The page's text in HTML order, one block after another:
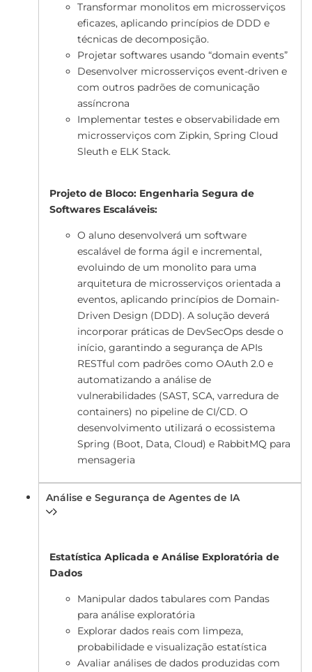
Transformar monolitos em microsserviços
eficazes, aplicando princípios de DDD e
técnicas de decomposição.
Projetar softwares usando “domain events”
Desenvolver microsserviços event-driven e
com outros padrões de comunicação
assíncrona
Implementar testes e observabilidade em
microsserviços com Zipkin, Spring Cloud
Sleuth e ELK Stack.
Projeto de Bloco: Engenharia Segura de
Softwares Escaláveis:
O aluno desenvolverá um software
escalável de forma ágil e incremental,
evoluindo de um monolito para uma
arquitetura de microsserviços orientada a
eventos, aplicando princípios de Domain-
Driven Design (DDD). A solução deverá
incorporar práticas de DevSecOps desde o
início, garantindo a segurança de APIs
RESTful com padrões como OAuth 2.0 e
automatizando a análise de
vulnerabilidades (SAST, SCA, varredura de
containers) no pipeline de CI/CD. O
desenvolvimento utilizará o ecossistema
Spring (Boot, Data, Cloud) e RabbitMQ para
mensageria
Análise e Segurança de Agentes de IA
Estatística Aplicada e Análise Exploratória de
Dados
Manipular dados tabulares com Pandas
para análise exploratória
Explorar dados reais com limpeza,
probabilidade e visualização estatística
Avaliar análises de dados produzidas com